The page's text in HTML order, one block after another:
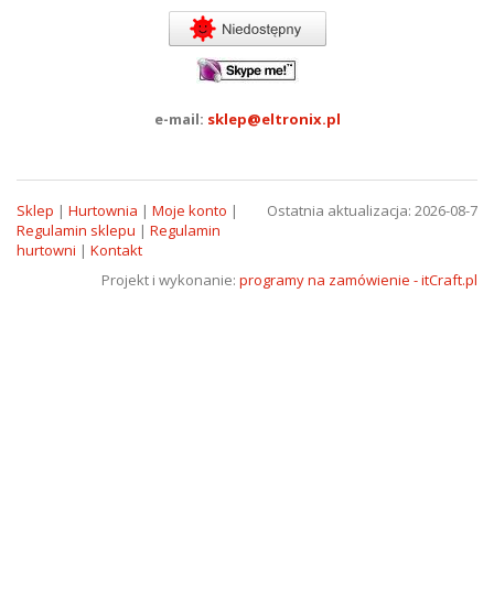
e-mail: sklep@eltronix.pl
Ostatnia aktualizacja: 2026-08-7
Sklep | Hurtownia | Moje konto |
Regulamin sklepu | Regulamin
hurtowni | Kontakt
Projekt i wykonanie: programy na zamówienie - itCraft.pl